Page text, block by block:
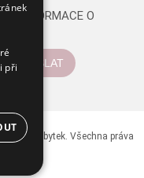
INFORMACE O
ODESLAT
nábytek. Všechna práva
při